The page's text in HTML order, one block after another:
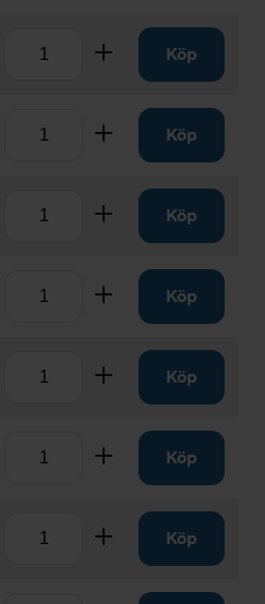
Ta bort Lägg tillKöp
Ta bort Lägg tillKöp
Ta bort Lägg tillKöp
Ta bort Lägg tillKöp
Ta bort Lägg tillKöp
Ta bort Lägg tillKöp
Ta bort Lägg tillKöp